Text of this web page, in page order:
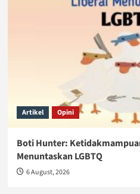
Artikel Opini
Boti Hunter:
Menuntaskan LGBTQ
6 August, 2026